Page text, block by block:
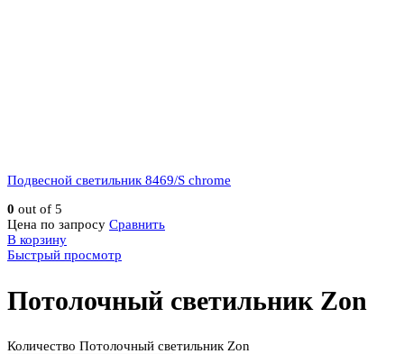
Подвесной светильник 8469/S chrome
0 out of 5
Цена по запросу Сравнить
В корзину
Быстрый просмотр
Потолочный светильник Zon
Количество Потолочный светильник Zon